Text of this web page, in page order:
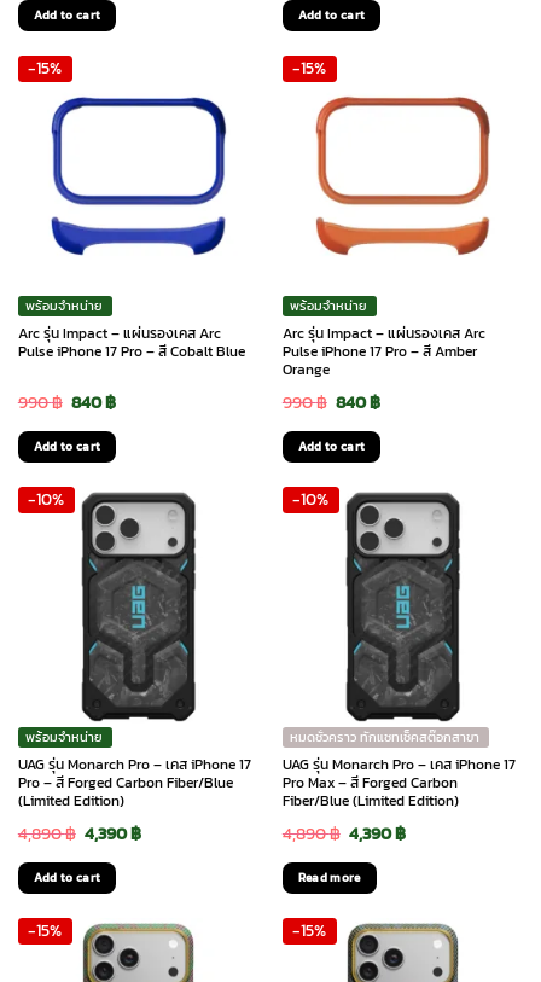
was:
Add to cart
was:
Add to cart
-15%
พร้อมจำหน่าย
Arc รุ่น Impact – แผ่นรองเคส Arc
Pulse iPhone 17 Pro – สี Cobalt Blue
990฿ Original
price
was:
990 ฿.
840฿Current
price
840 ฿.
Add to cart
-15%
พร้อมจำหน่าย
Arc รุ่น Impact – แผ่นรองเคส Arc
Pulse iPhone 17 Pro – สี Amber
Orange
990฿ Original
price
was:
990 ฿.
840฿Current
price
840 ฿.
Add to cart
-10%
พร้อมจำหน่าย
UAG รุ่น Monarch Pro – เคส iPhone 17
Pro – สี Forged Carbon Fiber/Blue
(Limited Edition)
4,890฿ Original
price
was:
4,890 ฿.
4,390฿Current
4,390 ฿.
Add to cart
-10%
หมดชั่วคราว ทักแชทเช็คสต๊อกสาขา
UAG รุ่น Monarch Pro – เคส iPhone 17
Pro Max – สี Forged Carbon
Fiber/Blue (Limited Edition)
4,890฿ Original
price
was:
4,890 ฿.
4,390฿Current
4,390 ฿.
Read more
-15% -15%